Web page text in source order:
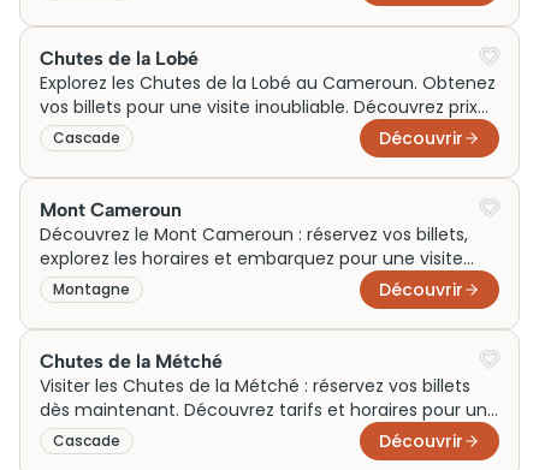
Chutes de la Lobé
Explorez les Chutes de la Lobé au Cameroun. Obtenez
vos billets pour une visite inoubliable. Découvrez prix
et horaires pour organiser votre visite.
Cascade Découvrir
Mont Cameroun
Découvrez le Mont Cameroun : réservez vos billets,
explorez les horaires et embarquez pour une visite
inoubliable dès aujourd'hui !
Montagne Découvrir
Chutes de la Métché
Visiter les Chutes de la Métché : réservez vos billets
dès maintenant. Découvrez tarifs et horaires pour une
visite inoubliable au Cameroun.
Cascade Découvrir